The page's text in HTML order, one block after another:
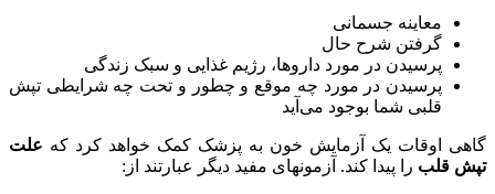
معاینه جسمانی
گرفتن شرح حال
پرسیدن در مورد داروها، رژیم غذایی و سبک زندگی
پرسیدن در مورد چه موقع و چطور و تحت چه شرایطی تپش
قلبی شما بوجود می‌آید
گاهی اوقات یک آزمایش خون به پزشک کمک خواهد کرد که علت
تپش قلب را پیدا کند. آزمونهای مفید دیگر عبارتند از: